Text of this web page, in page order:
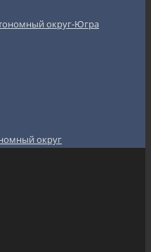
округ-Югра
округ